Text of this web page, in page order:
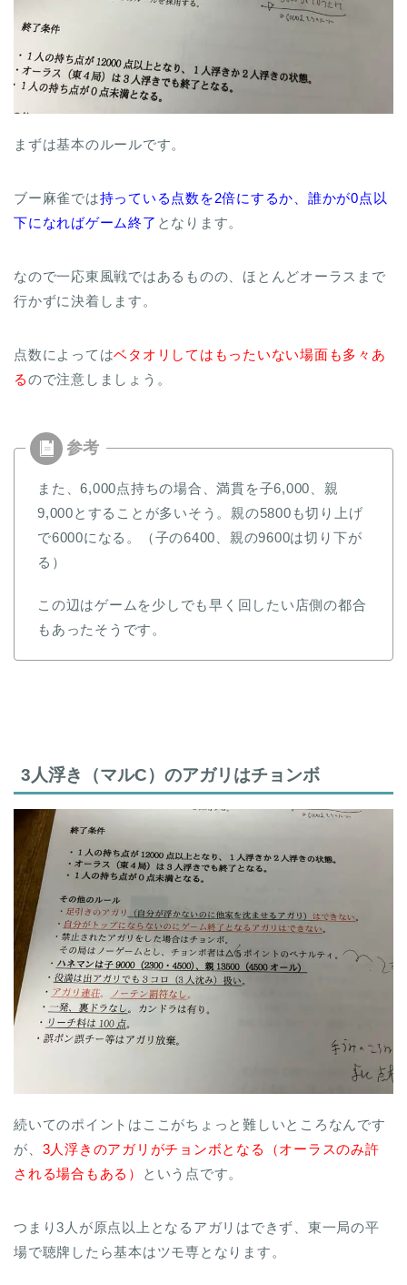
まずは基本のルールです。
ブー麻雀では持っている点数を2倍にするか、誰かが0点以
下になればゲーム終了 となります。
なので一応東風戦ではあるものの、ほとんどオーラスまで
行かずに決着します。
点数によってはベタオリしてはもったいない場面も多々あ
るので注意しましょう。
また、6,000点持ちの場合、満貫を子6,000、親
9,000とすることが多いそう。親の5800も切り上げ
で6000になる。（子の6400、親の9600は切り下が
る）
この辺はゲームを少しでも早く回したい店側の都合
もあったそうです。
3人浮き（マルC）のアガリはチョンボ
続いてのポイントはここがちょっと難しいところなんです
が、 3人浮きのアガリがチョンボとなる（オーラスのみ許
される場合もある）
という点です。
つまり3人が原点以上となるアガリはできず、東一局の平
場で聴牌したら基本はツモ専となります。